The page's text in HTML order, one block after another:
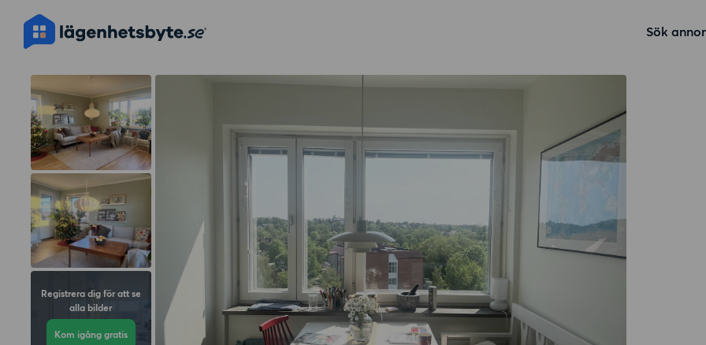
Sök
Registrera dig för att se
alla bilder
Kom igång gratis